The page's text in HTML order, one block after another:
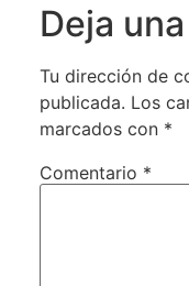
Deja
Tu dirección de
publicada. Los
marcados con *
Comentario *